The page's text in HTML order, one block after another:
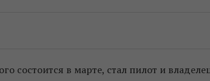
состоится в марте, стал пилот и